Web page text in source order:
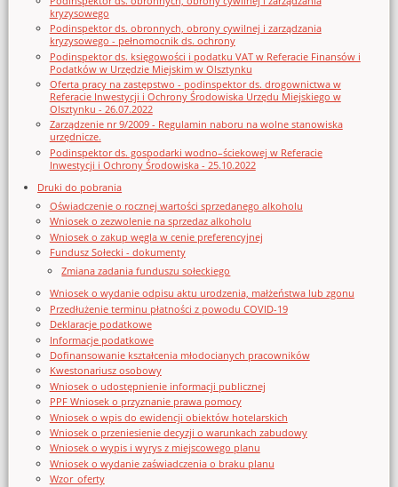
kryzysowego
Podinspektor ds. obronnych, obrony cywilnej i zarządzania
kryzysowego - pełnomocnik ds. ochrony
Podinspektor ds. księgowości i podatku VAT w Referacie Finansów i
Podatków w Urzędzie Miejskim w Olsztynku
Oferta pracy na zastępstwo - podinspektor ds. drogownictwa w
Referacie Inwestycji i Ochrony Środowiska Urzędu Miejskiego w
Olsztynku - 26.07.2022
Zarządzenie nr 9/2009 - Regulamin naboru na wolne stanowiska
urzędnicze.
Podinspektor ds. gospodarki wodno–ściekowej w Referacie
Inwestycji i Ochrony Środowiska - 25.10.2022
Druki do pobrania
Oświadczenie o rocznej wartości sprzedanego alkoholu
Wniosek o zezwolenie na sprzedaz alkoholu
Wniosek o zakup węgla w cenie preferencyjnej
Fundusz Sołecki - dokumenty
Zmiana zadania funduszu sołeckiego
Wniosek o wydanie odpisu aktu urodzenia, małżeństwa lub zgonu
Przedłużenie terminu płatności z powodu COVID-19
Deklaracje podatkowe
Informacje podatkowe
Dofinansowanie kształcenia młodocianych pracowników
Kwestonariusz osobowy
Wniosek o udostępnienie informacji publicznej
PPF Wniosek o przyznanie prawa pomocy
Wniosek o wpis do ewidencji obiektów hotelarskich
Wniosek o przeniesienie decyzji o warunkach zabudowy
Wniosek o wypis i wyrys z miejscowego planu
Wniosek o wydanie zaświadczenia o braku planu
Wzor_oferty